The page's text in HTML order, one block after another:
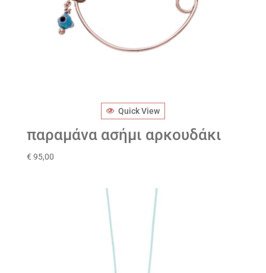
Quick View
παραμάνα ασήμι αρκουδάκι
€ 95,00